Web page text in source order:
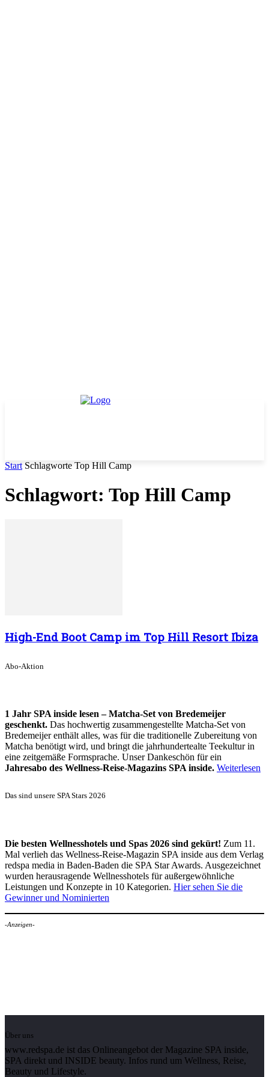
Start Schlagworte Top Hill Camp
Schlagwort: Top Hill Camp
High-End Boot Camp im Top Hill Resort Ibiza
Abo-Aktion
1 Jahr SPA inside lesen – Matcha-Set von Bredemeijer
geschenkt. Das hochwertig zusammengestellte Matcha-Set von
Bredemeijer enthält alles, was für die traditionelle Zubereitung von
Matcha benötigt wird, und bringt die jahrhundertealte Teekultur in
eine zeitgemäße Formsprache. Unser Dankeschön für ein
Jahresabo des Wellness-Reise-Magazins SPA inside. Weiterlesen
Das sind unsere SPA Stars 2026
Die besten Wellnesshotels und Spas 2026 sind gekürt! Zum 11.
Mal verlieh das Wellness-Reise-Magazin SPA inside aus dem Verlag
redspa media in Baden-Baden die SPA Star Awards. Ausgezeichnet
wurden herausragende Wellnesshotels für außergewöhnliche
Leistungen und Konzepte in 10 Kategorien. Hier sehen Sie die
Gewinner und Nominierten
-Anzeigen-
Über uns
www.redspa.de ist das Onlineangebot der Magazine SPA inside,
SPA direkt und INSIDE beauty. Infos rund um Wellness, Reise,
Beauty und Lifestyle.